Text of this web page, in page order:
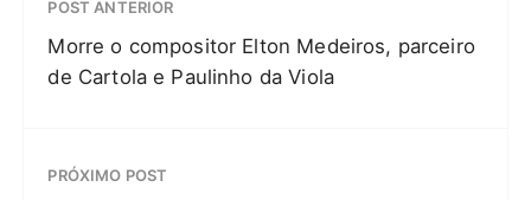
POST ANTERIOR
Morre o compositor Elton Medeiros, parceiro
de Cartola e Paulinho da Viola
PRÓXIMO POST